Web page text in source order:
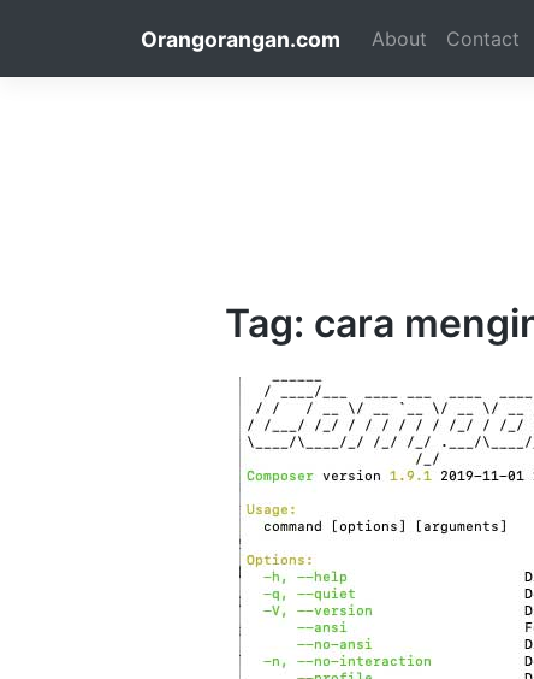
content
Orangorangan.com About Contact
Tag: cara